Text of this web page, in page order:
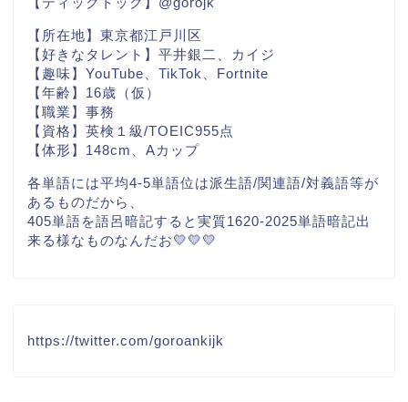
【所在地】東京都江戸川区
【好きなタレント】平井銀二、カイジ
【趣味】YouTube、TikTok、Fortnite
【年齢】16歳（仮）
【職業】事務
【資格】英検１級/TOEIC955点
【体形】148cm、Aカップ
各単語には平均4-5単語位は派生語/関連語/対義語等が
あるものだから、
405単語を語呂暗記すると実質1620-2025単語暗記出
来る様なものなんだお💛💛💛
https://twitter.com/goroankijk